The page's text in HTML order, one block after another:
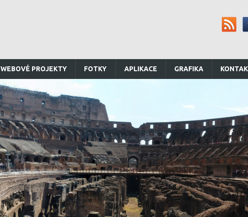
WEBOVÉ PROJEKTY FOTKY APLIKACE GRAFIKA